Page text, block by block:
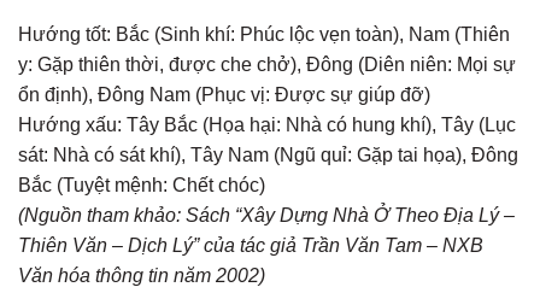
Hướng tốt: Bắc (Sinh khí: Phúc lộc vẹn toàn), Nam (Thiên
y: Gặp thiên thời, được che chở), Đông (Diên niên: Mọi sự
ổn định), Đông Nam (Phục vị: Được sự giúp đỡ)
Hướng xấu: Tây Bắc (Họa hại: Nhà có hung khí), Tây (Lục
sát: Nhà có sát khí), Tây Nam (Ngũ quỉ: Gặp tai họa), Đông
Bắc (Tuyệt mệnh: Chết chóc)
(Nguồn tham khảo: Sách “Xây Dựng Nhà Ở Theo Địa Lý –
Thiên Văn – Dịch Lý” của tác giả Trần Văn Tam – NXB
Văn hóa thông tin năm 2002)